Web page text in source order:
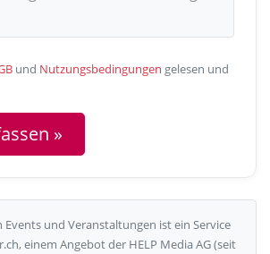
und Nutzungsbedingungen gelesen und
Events und Veranstaltungen ist ein Service
einem Angebot der HELP Media AG (seit